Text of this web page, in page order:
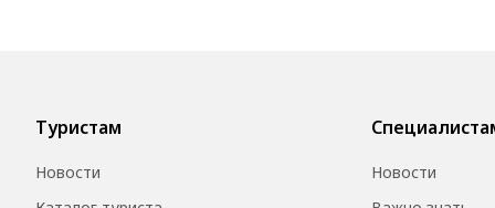
Туристам
Новости
Новости